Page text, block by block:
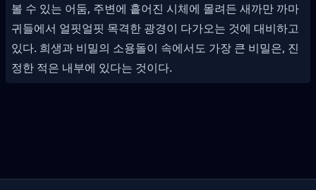
볼 수 있는 어둠, 주변에 흩어진 시체에 몰려든 새까만 까마
귀들에서 얼핏얼핏 목격한 광경이 다가오는 것에 대비하고
있다. 희생과 비밀의 소용돌이 속에서도 가장 큰 비밀은, 진
정한 적은 내부에 있다는 것이다.